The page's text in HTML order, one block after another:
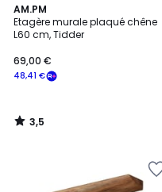
AM.PM
Etagère murale plaqué chêne
L60 cm, Tidder
48,41 €
69,00 €
3,5
/ 5
3,5
/